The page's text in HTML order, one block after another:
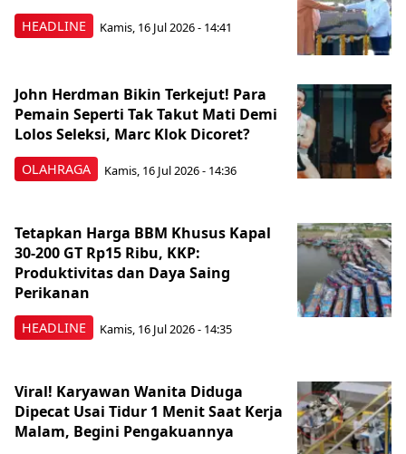
HEADLINE Kamis, 16 Jul 2026 - 14:41
OLAHRAGA
John Herdman Bikin Terkejut! Para
Pemain Seperti Tak Takut Mati Demi
Lolos Seleksi, Marc Klok Dicoret?
Kamis, 16 Jul 2026 - 14:36
HEADLINE
Tetapkan Harga BBM Khusus Kapal
30-200 GT Rp15 Ribu, KKP:
Produktivitas dan Daya Saing
Perikanan
Kamis, 16 Jul 2026 - 14:35
Viral! Karyawan Wanita Diduga
Dipecat Usai Tidur 1 Menit Saat Kerja
Malam, Begini Pengakuannya